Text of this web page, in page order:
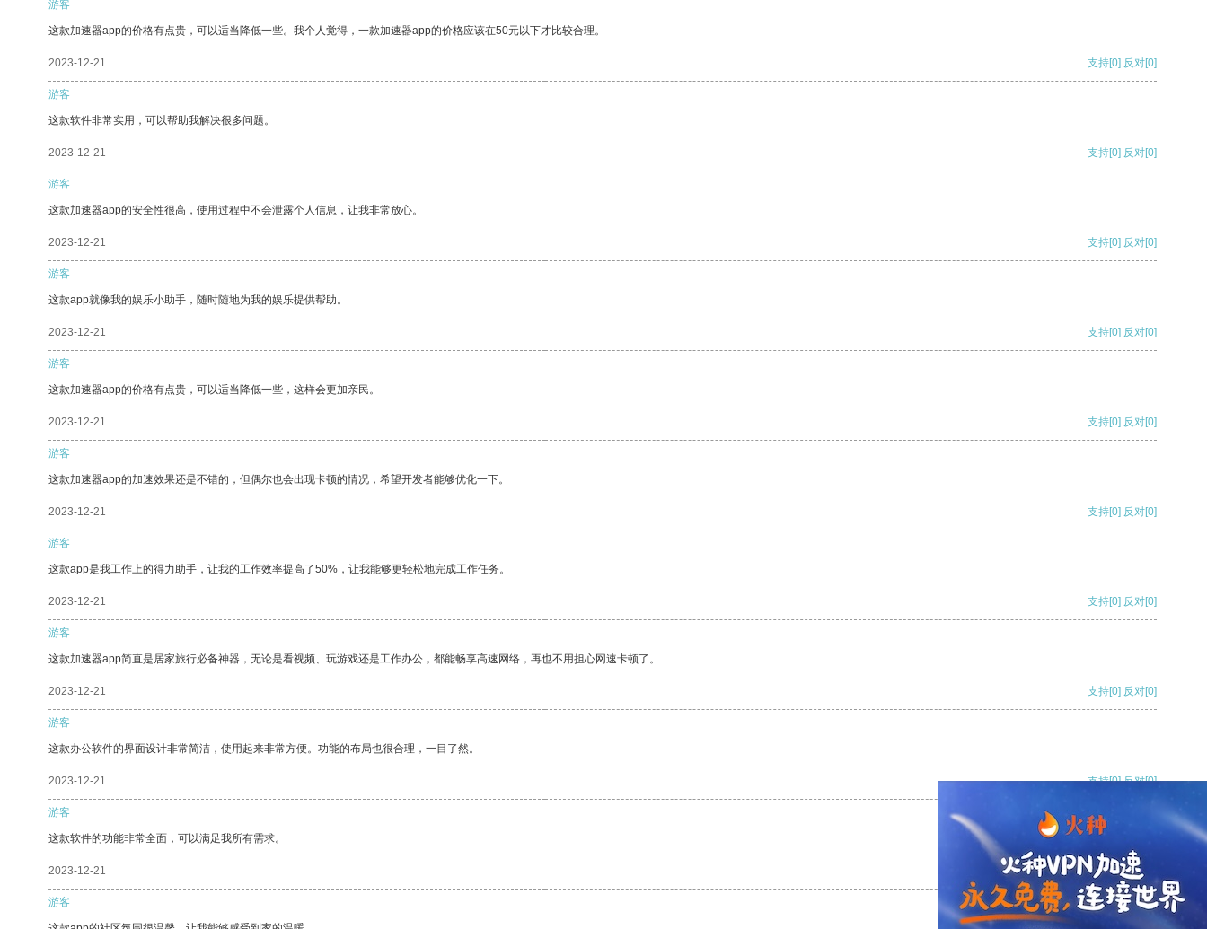
游客
这款加速器app的价格有点贵，可以适当降低一些。我个人觉得，一款加速器app的价格应该在50元以下才比较合理。
2023-12-21 支持[0] 反对[0]
游客
这款软件非常实用，可以帮助我解决很多问题。
2023-12-21 支持[0] 反对[0]
游客
这款加速器app的安全性很高，使用过程中不会泄露个人信息，让我非常放心。
2023-12-21 支持[0] 反对[0]
游客
这款app就像我的娱乐小助手，随时随地为我的娱乐提供帮助。
2023-12-21 支持[0] 反对[0]
游客
这款加速器app的价格有点贵，可以适当降低一些，这样会更加亲民。
2023-12-21 支持[0] 反对[0]
游客
这款加速器app的加速效果还是不错的，但偶尔也会出现卡顿的情况，希望开发者能够优化一下。
2023-12-21 支持[0] 反对[0]
游客
这款app是我工作上的得力助手，让我的工作效率提高了50%，让我能够更轻松地完成工作任务。
2023-12-21 支持[0] 反对[0]
游客
这款加速器app简直是居家旅行必备神器，无论是看视频、玩游戏还是工作办公，都能畅享高速网络，再也不用担心网速卡顿了。
2023-12-21 支持[0] 反对[0]
游客
这款办公软件的界面设计非常简洁，使用起来非常方便。功能的布局也很合理，一目了然。
2023-12-21 支持[0] 反对[0]
游客
这款软件的功能非常全面，可以满足我所有需求。
2023-12-21 支持[0] 反对
游客